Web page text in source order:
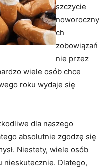
szczycie
noworoczny
ch
zobowiązań
nie przez
wiele osób chce
roku wydaje się
dla naszego
absolutnie zgodzę się
Niestety, wiele osób
nieskutecznie. Dlatego,